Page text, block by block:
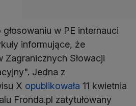
w PE internauci
informujące, że
Słowacji
Jedna z
X opublikowała 11 kwietnia
Fronda.pl zatytułowany